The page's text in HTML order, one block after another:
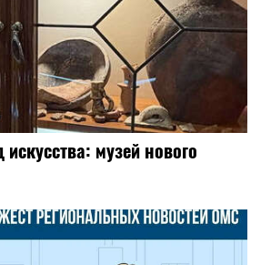
искусства: музей нового